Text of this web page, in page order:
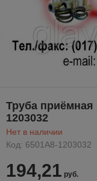
Труба приёмная
1203032
Нет в наличии
Код: 6501А8-1203032
194,21 руб.